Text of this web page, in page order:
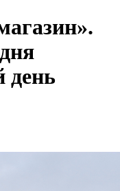
день